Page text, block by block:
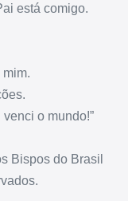
está comigo.
o mundo!”
Bispos do Brasil